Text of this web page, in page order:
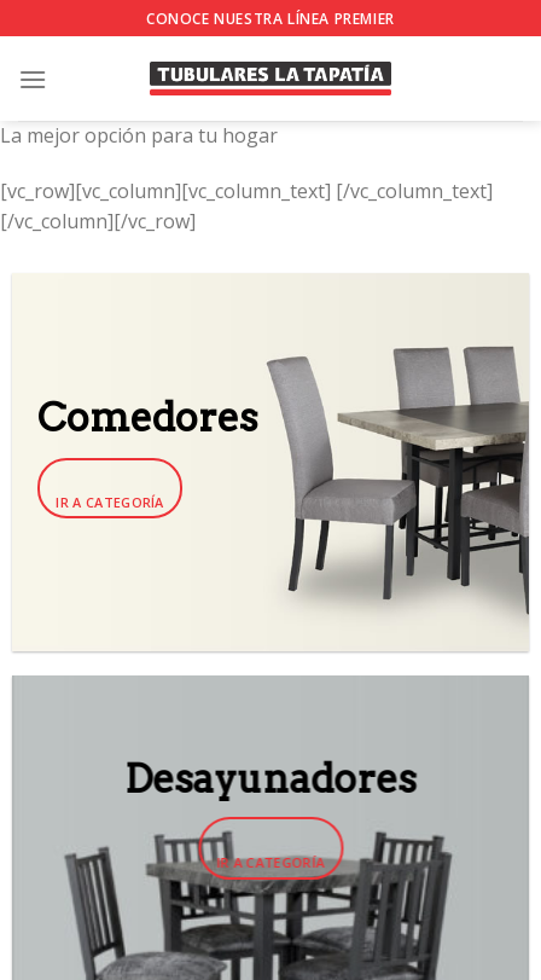
to
content
CONOCE NUESTRA LÍNEA PREMIER
La mejor opción para tu hogar
[vc_row][vc_column][vc_column_text] [/vc_column_text]
[/vc_column][/vc_row]
Comedores
IR A CATEGORÍA
Desayunadores
IR A CATEGORÍA